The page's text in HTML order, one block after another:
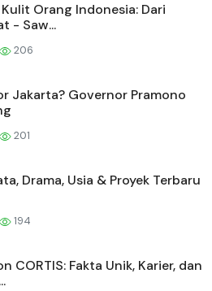
Orang Indonesia: Dari
- Saw...
206
Jakarta? Governor Pramono
201
Drama, Usia & Proyek Terbaru
194
CORTIS: Fakta Unik, Karier, dan